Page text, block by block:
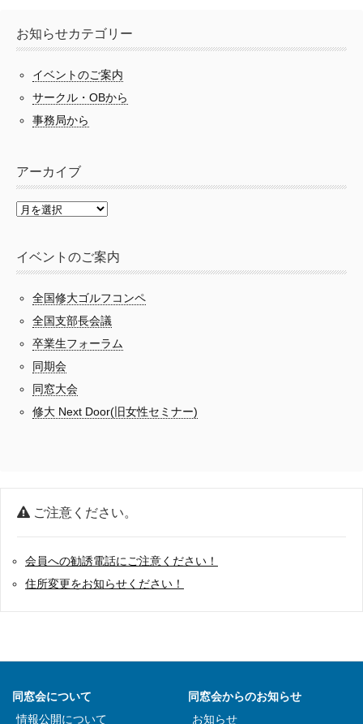
お知らせカテゴリー
イベントのご案内
サークル・OBから
事務局から
アーカイブ
イベントのご案内
全国修大ゴルフコンペ
全国支部長会議
卒業生フォーラム
同期会
同窓大会
修大 Next Door(旧女性セミナー)
ご注意ください。
会員への勧誘電話にご注意ください！
住所変更をお知らせください！
同窓会について
情報公開について
同窓会からのお知らせ
お知らせ